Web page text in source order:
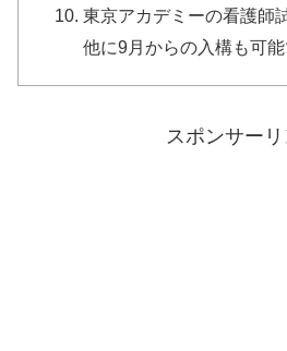
東京アカデミーの看護師
他に9月からの入構も可
スポンサーリ